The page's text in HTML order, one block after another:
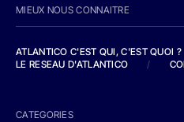
MIEUX NOUS CONNAITRE
ATLANTICO C'EST QUI, C'EST QUOI ?
LE RESEAU D'ATLANTICO
/
CATEGORIES